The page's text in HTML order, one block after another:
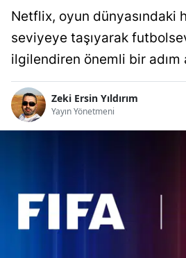
Netflix, oyun dünyasındaki
seviyeye taşıyarak
ilgilendiren önemli bir adım
Zeki Ersin Yıldırım
Yayın Yönetmeni